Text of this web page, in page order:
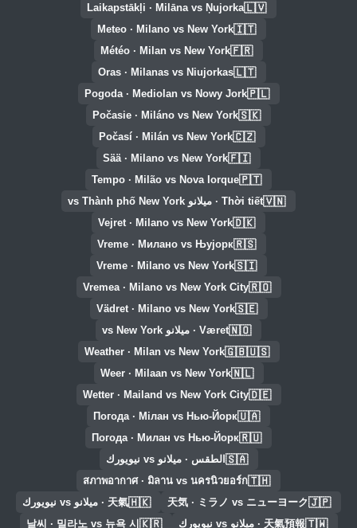
🇱🇻
Laikapstākļi · Milāna vs Ņujorka
🇮🇹
Meteo · Milano vs New York
🇫🇷
Météo · Milan vs New York
🇱🇹
Oras · Milanas vs Niujorkas
🇵🇱
Pogoda · Mediolan vs Nowy Jork
🇸🇰
Počasie · Miláno vs New York
🇨🇿
Počasí · Milán vs New York
🇫🇮
Sää · Milano vs New York
🇵🇹
Tempo · Milão vs Nova Iorque
🇻🇳Thời tiết · ميلانو vs Thành phố New York
🇩🇰
Vejret · Milano vs New York
🇷🇸
Vreme · Милано vs Њујорк
🇸🇮
Vreme · Milano vs New York
🇷🇴
Vremea · Milano vs New York City
🇸🇪
Vädret · Milano vs New York
🇳🇴Været · ميلانو vs New York
🇬🇧🇺🇸
Weather · Milan vs New York
🇳🇱
Weer · Milaan vs New York
🇩🇪
Wetter · Mailand vs New York City
🇺🇦
Погода · Мілан vs Нью-Йорк
🇷🇺
Погода · Милан vs Нью-Йорк
🇸🇦 الطقس · ميلانو vs نيويورك
🇹🇭
สภาพอากาศ · มิลาน vs นครนิวยอร์ก
🇯🇵
天気 · ミラノ vs ニューヨーク
🇭🇰天氣 · ميلانو vs نيويورك
🇹🇼天氣預報 · ميلانو vs نيويورك 🇰🇷
날씨 · 밀라노 vs 뉴욕 시